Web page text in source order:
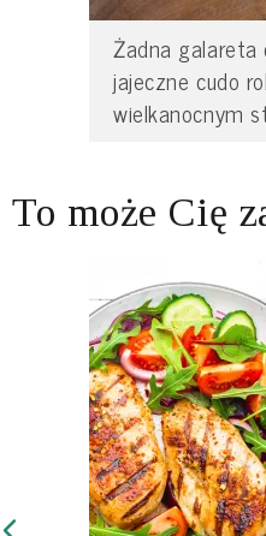
Żadna
jajeczne cudo
wielkanocnym
To może Cię